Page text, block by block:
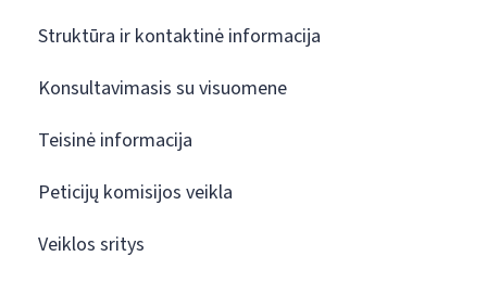
Struktūra ir kontaktinė informacija
Konsultavimasis su visuomene
Teisinė informacija
Peticijų komisijos veikla
Veiklos sritys